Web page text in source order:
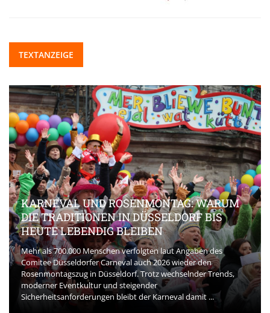
TEXTANZEIGE
KARNEVAL UND ROSENMONTAG: WARUM
DIE TRADITIONEN IN DÜSSELDORF BIS
HEUTE LEBENDIG BLEIBEN
Mehr als 700.000 Menschen verfolgten laut Angaben des
Comitee Düsseldorfer Carneval auch 2026 wieder den
Rosenmontagszug in Düsseldorf. Trotz wechselnder Trends,
moderner Eventkultur und steigender
Sicherheitsanforderungen bleibt der Karneval damit ...